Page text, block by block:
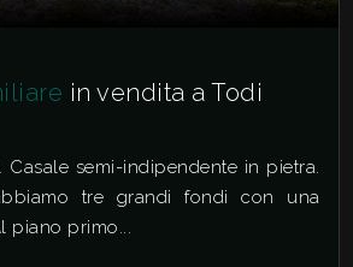
in vendita a Todi
Casale semi-indipendente in pietra.
tre grandi fondi con una
piano primo...